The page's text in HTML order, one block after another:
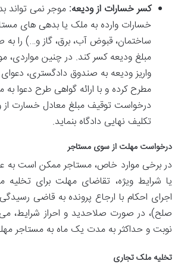
کسر خسارات از ودیعه: موجر نمی تواند
خسارات وارده به ملک یا بدهی های
ساختمان، قبوض آب، برق، گاز و…) را
مبلغ ودیعه کسر کند. در چنین مواردی،
واریز ودیعه به صندوق دادگستری،
مطرح کرده و با ارائه گواهی طرح دعوا به
درخواست توقیف مبلغ معادل خسارت از
تکلیف نهایی دادگاه بنماید.
درخواست مهلت از سوی مستاجر
در برخی موارد خاص، مستاجر ممکن است به
یا شرایط ویژه، تقاضای مهلت برای تخلیه
اجرای احکام با ارجاع پرونده به قاضی
صلح)، در صورت صلاحدید و احراز شرایط،
نوبت و حداکثر به مدت یک ماه به مستاجر
تخلیه ملک تجاری